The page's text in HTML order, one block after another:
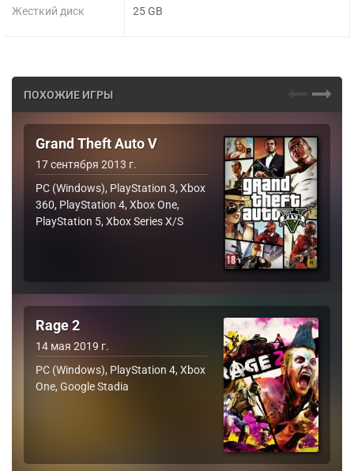
Жесткий диск 25 GB
ПОХОЖИЕ ИГРЫ
Grand Theft Auto V
17 сентября 2013 г.
PC (Windows), PlayStation 3, Xbox
360, PlayStation 4, Xbox One,
PlayStation 5, Xbox Series X/S
Rage 2
14 мая 2019 г.
PC (Windows), PlayStation 4, Xbox
One, Google Stadia